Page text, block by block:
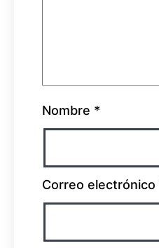
Nombre *
Correo electrónico